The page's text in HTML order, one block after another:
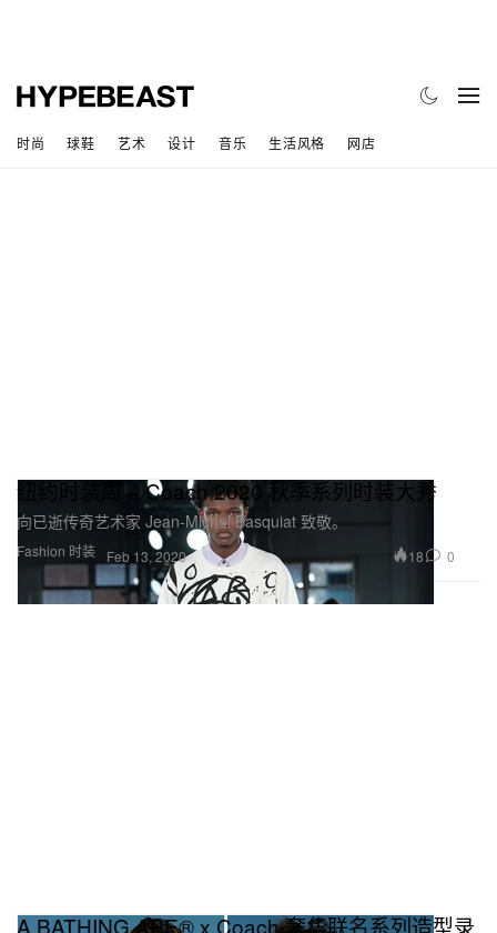
时尚 球鞋 艺术 设计 音乐 生活风格 网店
Fashion 时装
纽约时装周 − Coach 2020 秋季系列时装大秀
向已逝传奇艺术家 Jean-Michel Basquiat 致敬。
Feb 13, 2020 18 0
A BATHING APE® x Coach 奢华联名系列造型录